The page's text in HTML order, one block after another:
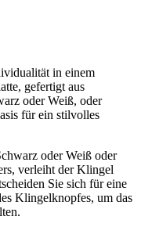
in einem
gefertigt aus
oder Weiß, oder
für ein stilvolles
oder Weiß oder
verleiht der Klingel
Sie sich für eine
Klingelknopfes, um das